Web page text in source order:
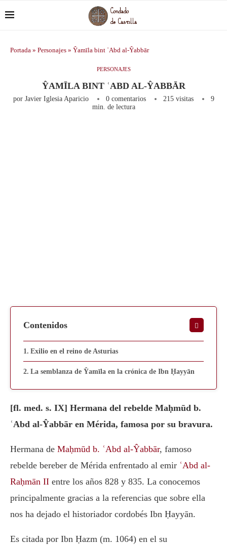
Portada » Personajes » Ŷamīla bint ʿAbd al-Ŷabbār
PERSONAJES
ŶAMĪLA BINT ʿABD AL-ŶABBĀR
por Javier Iglesia Aparicio 0 comentarios 215visitas
9
min. de lectura
Contenidos
Exilio en el reino de Asturias
La semblanza de Ŷamīla en la crónica de Ibn Ḥayyān
[fl. med. s. IX] Hermana del rebelde Maḥmūd b.
ʿAbd al-Ŷabbār en Mérida, famosa por su bravura.
Hermana de Maḥmūd b. ʿAbd al-Ŷabbār, famoso
rebelde bereber de Mérida enfrentado al emir ʿAbd al-
Raḥmān II entre los años 828 y 835. La conocemos
principalmente gracias a la referencias que sobre ella
nos ha dejado el historiador cordobés Ibn Ḥayyān.
Es citada por Ibn Ḥazm (m. 1064) en el su